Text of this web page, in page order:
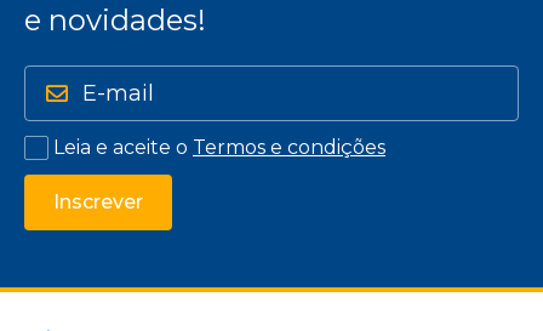
e novidades!
Leia e aceite o Termos e condições
Inscrever